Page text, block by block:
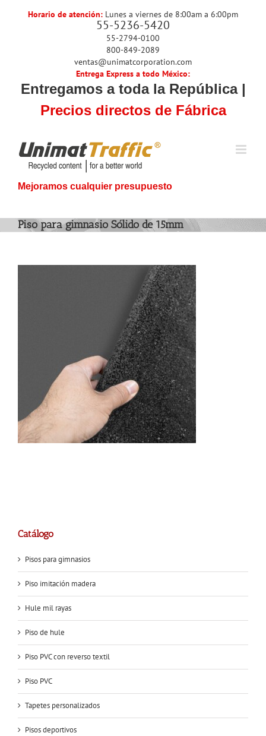
Horario de atención: Lunes a viernes de 8:00am a 6:00pm
55-5236-5420
55-2794-0100
800-849-2089
ventas@unimatcorporation.com
Entrega Express a todo México:
Entregamos a toda la República |
Precios directos de Fábrica
Mejoramos cualquier presupuesto
Piso para gimnasio Sólido de 15mm
Catálogo
Pisos para gimnasios
Piso imitación madera
Hule mil rayas
Piso de hule
Piso PVC con reverso textil
Piso PVC
Tapetes personalizados
Pisos deportivos